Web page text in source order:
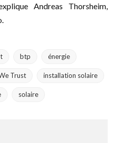
Andreas Thorsheim,
btp énergie
Trust installation solaire
solaire